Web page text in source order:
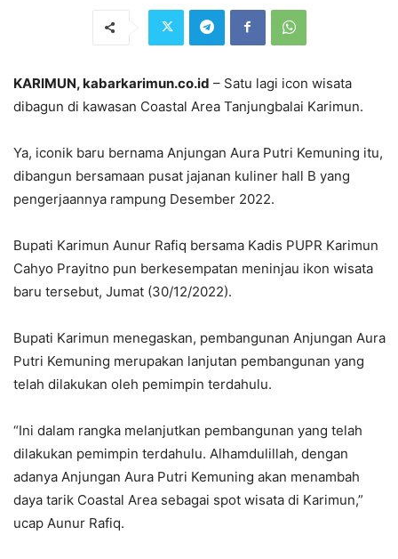
KARIMUN, kabarkarimun.co.id – Satu lagi icon wisata
dibagun di kawasan Coastal Area Tanjungbalai Karimun.
Ya, iconik baru bernama Anjungan Aura Putri Kemuning itu,
dibangun bersamaan pusat jajanan kuliner hall B yang
pengerjaannya rampung Desember 2022.
Bupati Karimun Aunur Rafiq bersama Kadis PUPR Karimun
Cahyo Prayitno pun berkesempatan meninjau ikon wisata
baru tersebut, Jumat (30/12/2022).
Bupati Karimun menegaskan, pembangunan Anjungan Aura
Putri Kemuning merupakan lanjutan pembangunan yang
telah dilakukan oleh pemimpin terdahulu.
“Ini dalam rangka melanjutkan pembangunan yang telah
dilakukan pemimpin terdahulu. Alhamdulillah, dengan
adanya Anjungan Aura Putri Kemuning akan menambah
daya tarik Coastal Area sebagai spot wisata di Karimun,”
ucap Aunur Rafiq.